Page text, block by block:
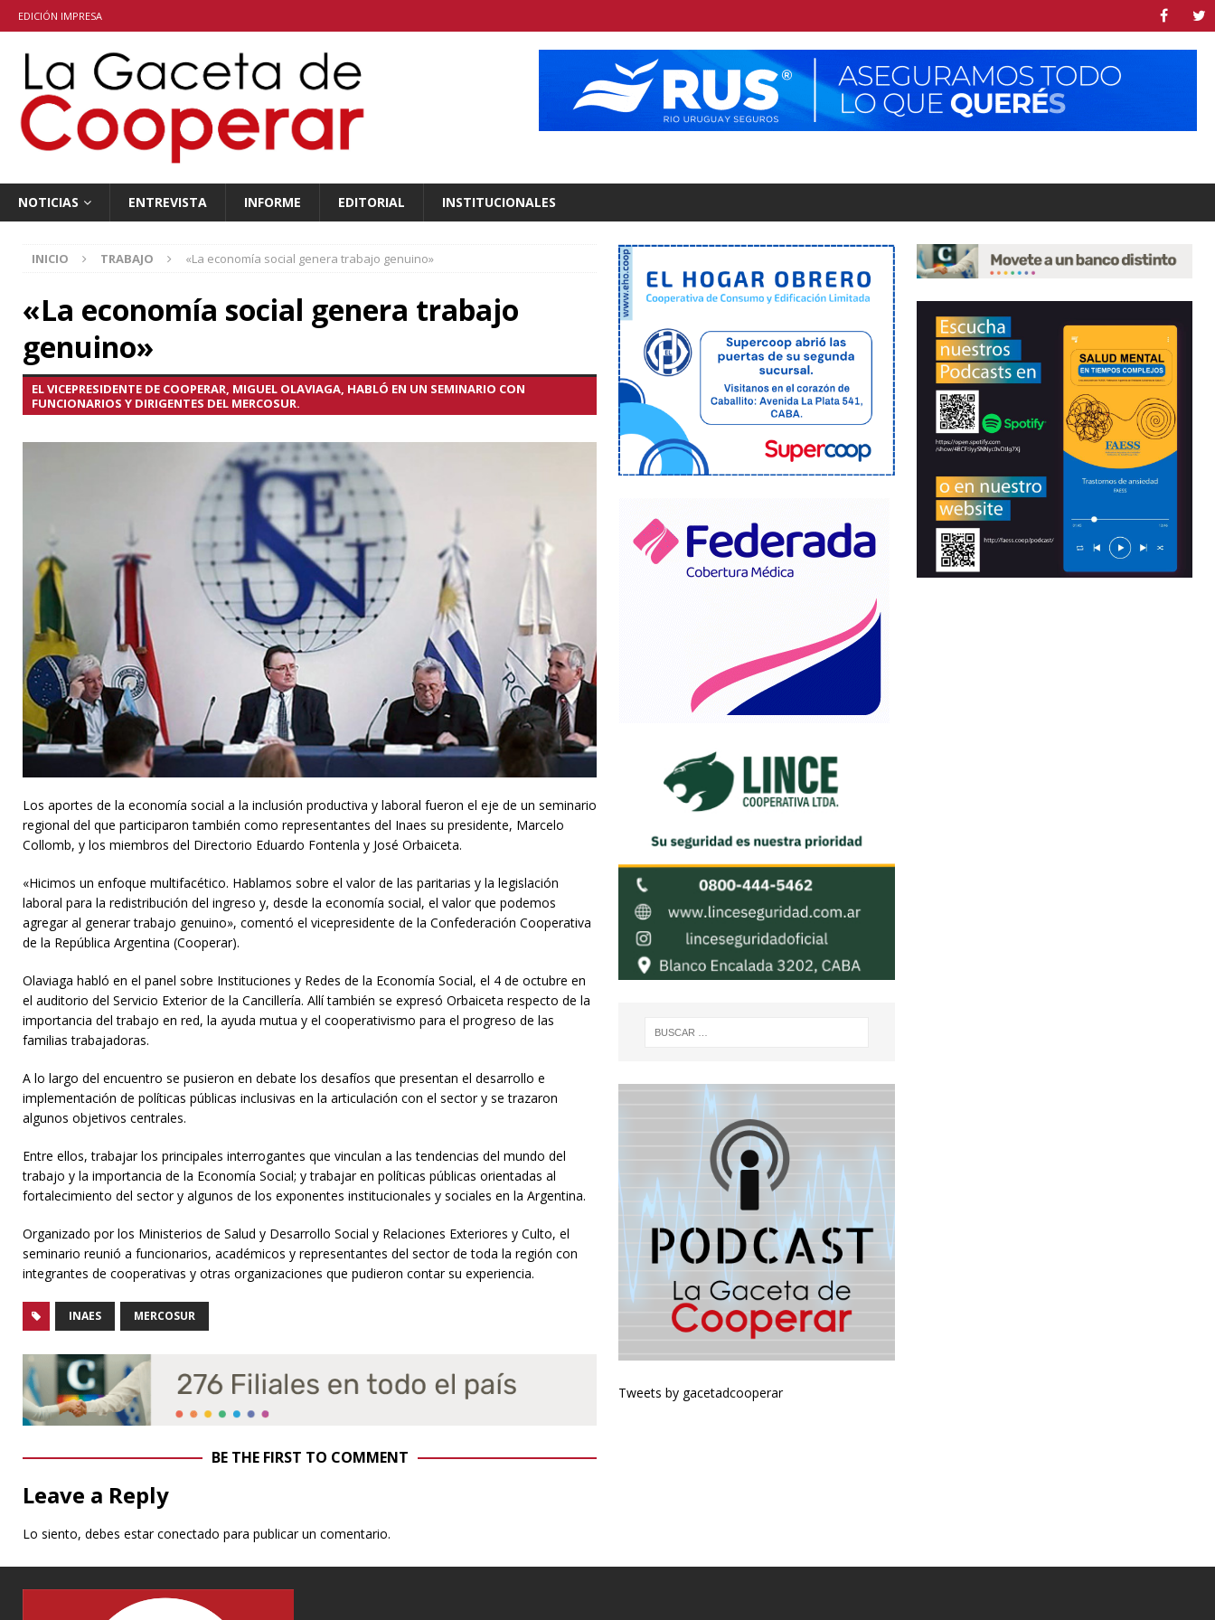
EDICIÓN IMPRESA
NOTICIAS ENTREVISTA INFORME EDITORIAL INSTITUCIONALES
INICIO TRABAJO «La economía social genera trabajo genuino»
«La economía social genera trabajo
genuino»
EL VICEPRESIDENTE DE COOPERAR, MIGUEL OLAVIAGA, HABLÓ EN UN SEMINARIO CON
FUNCIONARIOS Y DIRIGENTES DEL MERCOSUR.
Los aportes de la economía social a la inclusión productiva y laboral fueron el eje de un seminario
regional del que participaron también como representantes del Inaes su presidente, Marcelo
Collomb, y los miembros del Directorio Eduardo Fontenla y José Orbaiceta.
«Hicimos un enfoque multifacético. Hablamos sobre el valor de las paritarias y la legislación
laboral para la redistribución del ingreso y, desde la economía social, el valor que podemos
agregar al generar trabajo genuino», comentó el vicepresidente de la Confederación Cooperativa
de la República Argentina (Cooperar).
Olaviaga habló en el panel sobre Instituciones y Redes de la Economía Social, el 4 de octubre en
el auditorio del Servicio Exterior de la Cancillería. Allí también se expresó Orbaiceta respecto de la
importancia del trabajo en red, la ayuda mutua y el cooperativismo para el progreso de las
familias trabajadoras.
A lo largo del encuentro se pusieron en debate los desafíos que presentan el desarrollo e
implementación de políticas públicas inclusivas en la articulación con el sector y se trazaron
algunos objetivos centrales.
Entre ellos, trabajar los principales interrogantes que vinculan a las tendencias del mundo del
trabajo y la importancia de la Economía Social; y trabajar en políticas públicas orientadas al
fortalecimiento del sector y algunos de los exponentes institucionales y sociales en la Argentina.
Organizado por los Ministerios de Salud y Desarrollo Social y Relaciones Exteriores y Culto, el
seminario reunió a funcionarios, académicos y representantes del sector de toda la región con
integrantes de cooperativas y otras organizaciones que pudieron contar su experiencia.
INAES MERCOSUR
BE THE FIRST TO COMMENT
Leave a Reply
Lo siento, debes estarconectado para publicar un comentario.
Tweets by gacetadcooperar